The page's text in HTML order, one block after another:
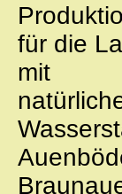
für die
mit